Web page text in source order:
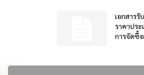
เอกสารรั
ราคาประ
การจัดซื้อ